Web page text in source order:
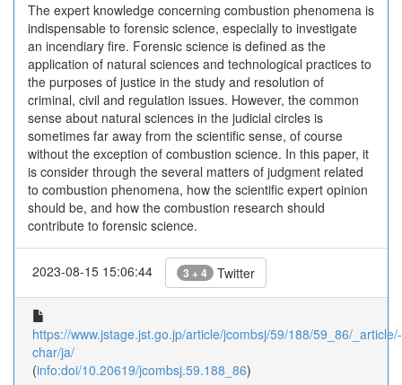
The expert knowledge concerning combustion phenomena is
indispensable to forensic science, especially to investigate
an incendiary fire. Forensic science is defined as the
application of natural sciences and technological practices to
the purposes of justice in the study and resolution of
criminal, civil and regulation issues. However, the common
sense about natural sciences in the judicial circles is
sometimes far away from the scientific sense, of course
without the exception of combustion science. In this paper, it
is consider through the several matters of judgment related
to combustion phenomena, how the scientific expert opinion
should be, and how the combustion research should
contribute to forensic science.
2023-08-15 15:06:44 3 + 4 Twitter
https://www.jstage.jst.go.jp/article/jcombsj/59/188/59_86/_article/-
char/ja/
(info:doi/10.20619/jcombsj.59.188_86)